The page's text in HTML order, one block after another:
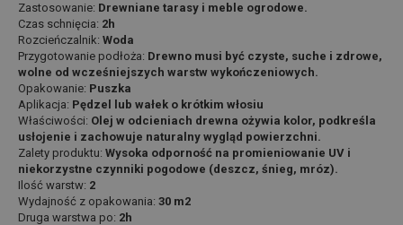
Zastosowanie: Drewniane tarasy i meble ogrodowe.
Czas schnięcia: 2h
Rozcieńczalnik: Woda
Przygotowanie podłoża: Drewno musi być czyste, suche i zdrowe,
wolne od wcześniejszych warstw wykończeniowych.
Opakowanie: Puszka
Aplikacja: Pędzel lub wałek o krótkim włosiu
Właściwości: Olej w odcieniach drewna ożywia kolor, podkreśla
usłojenie i zachowuje naturalny wygląd powierzchni.
Zalety produktu: Wysoka odporność na promieniowanie UV i
niekorzystne czynniki pogodowe (deszcz, śnieg, mróz).
Ilość warstw: 2
Wydajność z opakowania: 30 m2
Druga warstwa po: 2h